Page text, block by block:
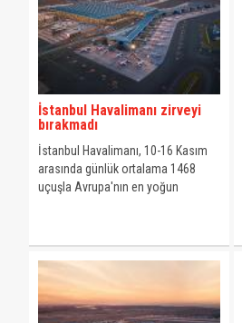
İstanbul Havalimanı zirveyi
bırakmadı
İstanbul Havalimanı, 10-16 Kasım
arasında günlük ortalama 1468
uçuşla Avrupa'nın en yoğun